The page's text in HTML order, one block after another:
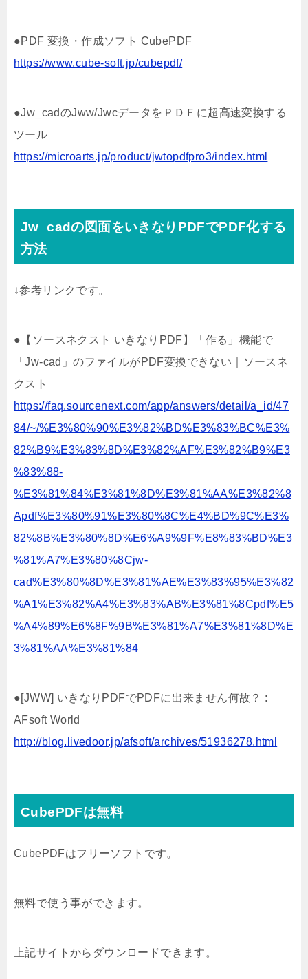
●PDF 変換・作成ソフト CubePDF
https://www.cube-soft.jp/cubepdf/
●Jw_cadのJww/JwcデータをＰＤＦに超高速変換する
ツール
https://microarts.jp/product/jwtopdfpro3/index.html
Jw_cadの図面をいきなりPDFでPDF化する
方法
↓参考リンクです。
●【ソースネクスト いきなりPDF】「作る」機能で
「Jw-cad」のファイルがPDF変換できない｜ソースネ
クスト
https://faq.sourcenext.com/app/answers/detail/a_id/47
84/~/%E3%80%90%E3%82%BD%E3%83%BC%E3%
82%B9%E3%83%8D%E3%82%AF%E3%82%B9%E3
%83%88-
%E3%81%84%E3%81%8D%E3%81%AA%E3%82%8
Apdf%E3%80%91%E3%80%8C%E4%BD%9C%E3%
82%8B%E3%80%8D%E6%A9%9F%E8%83%BD%E3
%81%A7%E3%80%8Cjw-
cad%E3%80%8D%E3%81%AE%E3%83%95%E3%82
%A1%E3%82%A4%E3%83%AB%E3%81%8Cpdf%E5
%A4%89%E6%8F%9B%E3%81%A7%E3%81%8D%E
3%81%AA%E3%81%84
●[JWW] いきなりPDFでPDFに出来ません何故？ :
AFsoft World
http://blog.livedoor.jp/afsoft/archives/51936278.html
CubePDFは無料
CubePDFはフリーソフトです。
無料で使う事ができます。
上記サイトからダウンロードできます。